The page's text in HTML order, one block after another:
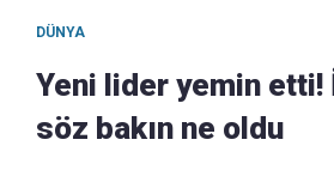
DÜNYA
Yeni lider yemin
söz bakın ne oldu